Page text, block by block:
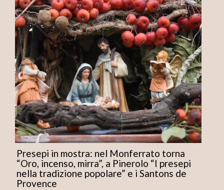
Presepi in mostra: nel Monferrato torna
“Oro, incenso, mirra”, a Pinerolo “I presepi
nella tradizione popolare” e i Santons de
Provence